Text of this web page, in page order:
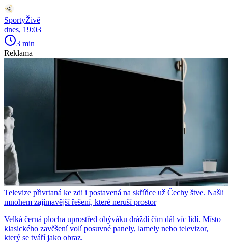
SportyŽivě
dnes, 19:03
3 min
Reklama
Televize přivrtaná ke zdi i postavená na skříňce už Čechy štve. Našli
mnohem zajímavější řešení, které neruší prostor
Velká černá plocha uprostřed obýváku dráždí čím dál víc lidí. Místo
klasického zavěšení volí posuvné panely, lamely nebo televizor,
který se tváří jako obraz.